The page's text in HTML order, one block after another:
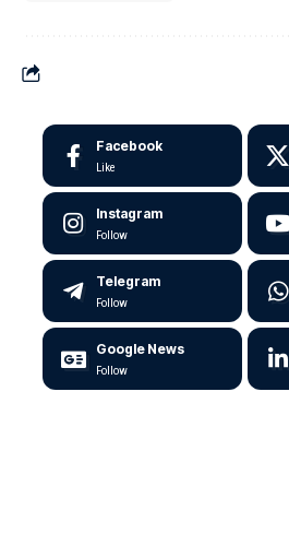
Facebook
Like
Instagram
Follow
Telegram
Follow
Google News
Follow